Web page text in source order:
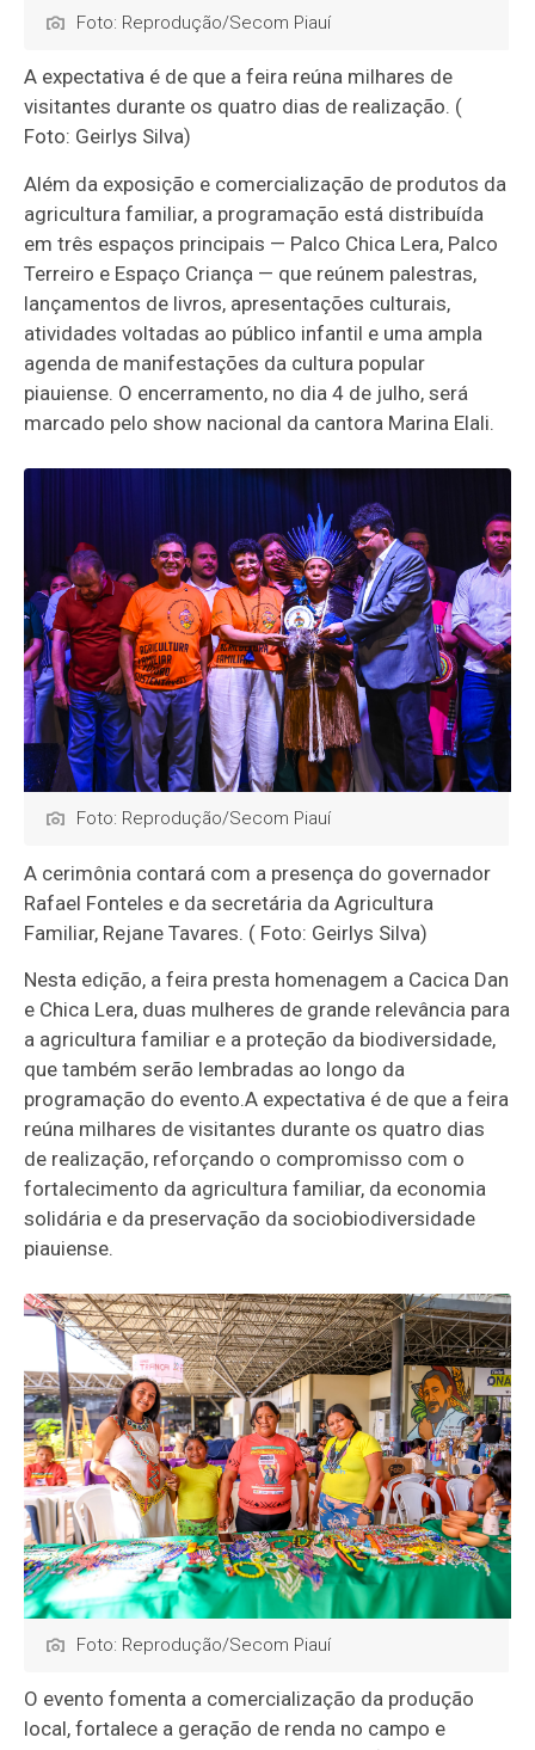
Foto: Reprodução/Secom Piauí
A expectativa é de que a feira reúna milhares de
visitantes durante os quatro dias de realização. (
Foto: Geirlys Silva)
Além da exposição e comercialização de produtos da
agricultura familiar, a programação está distribuída
em três espaços principais — Palco Chica Lera, Palco
Terreiro e Espaço Criança — que reúnem palestras,
lançamentos de livros, apresentações culturais,
atividades voltadas ao público infantil e uma ampla
agenda de manifestações da cultura popular
piauiense. O encerramento, no dia 4 de julho, será
marcado pelo show nacional da cantora Marina Elali.
Foto: Reprodução/Secom Piauí
A cerimônia contará com a presença do governador
Rafael Fonteles e da secretária da Agricultura
Familiar, Rejane Tavares. ( Foto: Geirlys Silva)
Nesta edição, a feira presta homenagem a Cacica Dan
e Chica Lera, duas mulheres de grande relevância para
a agricultura familiar e a proteção da biodiversidade,
que também serão lembradas ao longo da
programação do evento.A expectativa é de que a feira
reúna milhares de visitantes durante os quatro dias
de realização, reforçando o compromisso com o
fortalecimento da agricultura familiar, da economia
solidária e da preservação da sociobiodiversidade
piauiense.
Foto: Reprodução/Secom Piauí
O evento fomenta a comercialização da produção
local, fortalece a geração de renda no campo e